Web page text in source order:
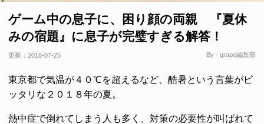
ゲーム中の息子に、困り顔の両親 『夏休
みの宿題』に息子が完璧すぎる解答！
更新： 2018-07-25 By - grape編集部
東京都で気温が４０℃を超えるなど、酷暑という言葉がピ
ッタリな２０１８年の夏。
熱中症で倒れてしまう人も多く、対策の必要性が叫ばれて